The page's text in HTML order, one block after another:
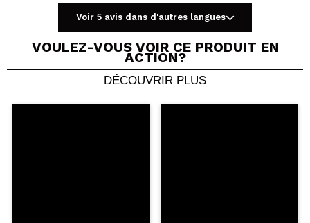
Partager une vidéo ou une photo
Votre vidéo pourrait être la première. Imaginez...
Voir 5 avis dans d'autres langues
VOULEZ-VOUS VOIR CE PRODUIT EN
ACTION?
DÉCOUVRIR PLUS